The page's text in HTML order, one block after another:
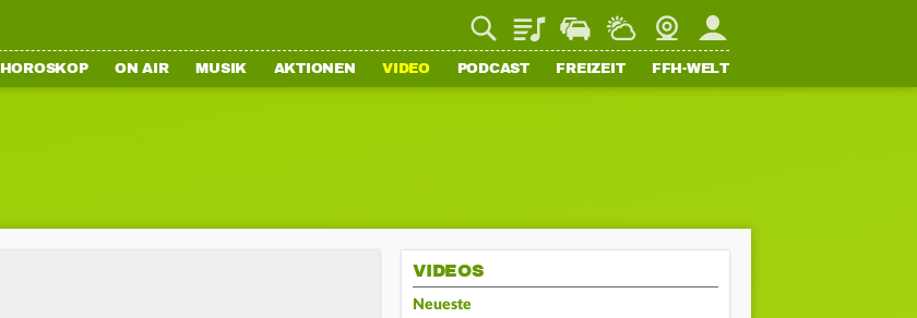
PlaylistStaupilotWetterWebcamMein FFH
HOROSKOP ON AIR MUSIK AKTIONEN VIDEO PODCAST FREIZEIT FFH-WELT
VIDEOS
Neueste